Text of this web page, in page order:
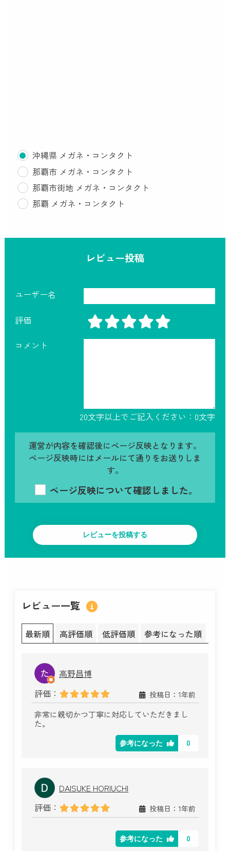
沖縄県 メガネ・コンタクト
那覇市 メガネ・コンタクト
那覇市街地 メガネ・コンタクト
那覇 メガネ・コンタクト
レビュー投稿
ユーザー名
評価
コメント
20文字以上でご記入ください： 0文字
運営が内容を確認後にページ反映となります。
ページ反映時にはメールにて通りをお送りしま
す。
ページ反映について確認しました。
レビュー一覧
最新順 高評価順 低評価順 参考になった順
高野昌博
評価：
投稿日：1年前
非常に親切かつ丁寧に対応していただきまし
た。
参考になった 0
DAISUKE HORIUCHI
評価：
投稿日：1年前
参考になった 0